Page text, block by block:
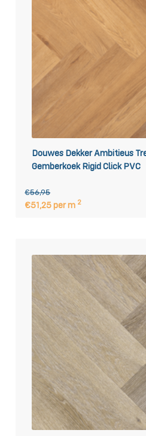
Douwes Dekker Ambitieus
Gemberkoek Rigid Click PVC
€56,95
€51,25 per m 2